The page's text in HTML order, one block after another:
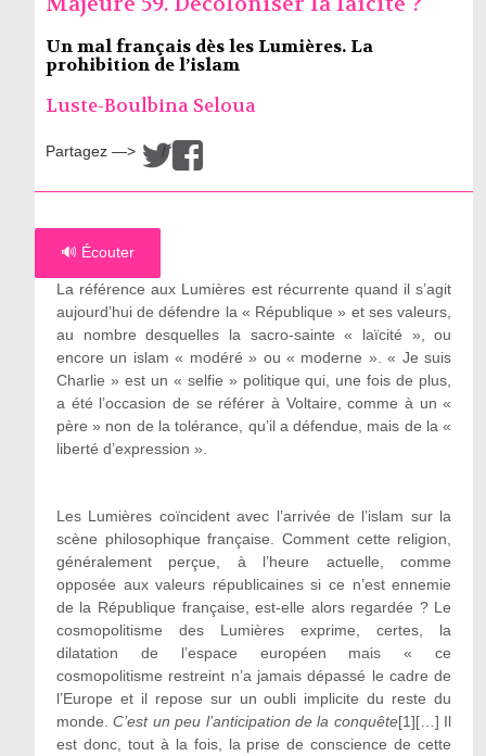
Un mal français dès les Lumières. La
prohibition de l’islam
Luste-Boulbina Seloua
Partagez —> /
🔊 Écouter
La référence aux Lumières est récurrente quand il s’agit
aujourd’hui de défendre la « République » et ses valeurs,
au nombre desquelles la sacro-sainte « laïcité », ou
encore un islam « modéré » ou « moderne ». « Je suis
Charlie » est un « selfie » politique qui, une fois de plus,
a été l’occasion de se référer à Voltaire, comme à un «
père » non de la tolérance, qu’il a défendue, mais de la «
liberté d’expression ».
Les Lumières coïncident avec l’arrivée de l’islam sur la
scène philosophique française. Comment cette religion,
généralement perçue, à l’heure actuelle, comme
opposée aux valeurs républicaines si ce n’est ennemie
de la République française, est-elle alors regardée ? Le
cosmopolitisme des Lumières exprime, certes, la
dilatation de l’espace européen mais « ce
cosmopolitisme restreint n’a jamais dépassé le cadre de
l’Europe et il repose sur un oubli implicite du reste du
monde.C’est un peu l’anticipation de la conquête[1][…] Il
est donc, tout à la fois, la prise de conscience de cette